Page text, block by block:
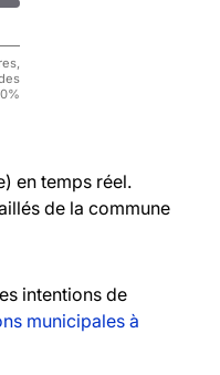
en temps réel.
de la commune
intentions de
municipales à